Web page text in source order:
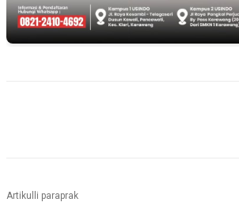
Artikulli paraprak